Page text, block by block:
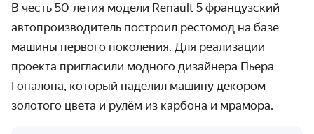
В честь 50-летия модели Renault 5 французский
автопроизводитель построил рестомод на базе
машины первого поколения. Для реализации
проекта пригласили модного дизайнера Пьера
Гоналона, который наделил машину декором
золотого цвета и рулём из карбона и мрамора.